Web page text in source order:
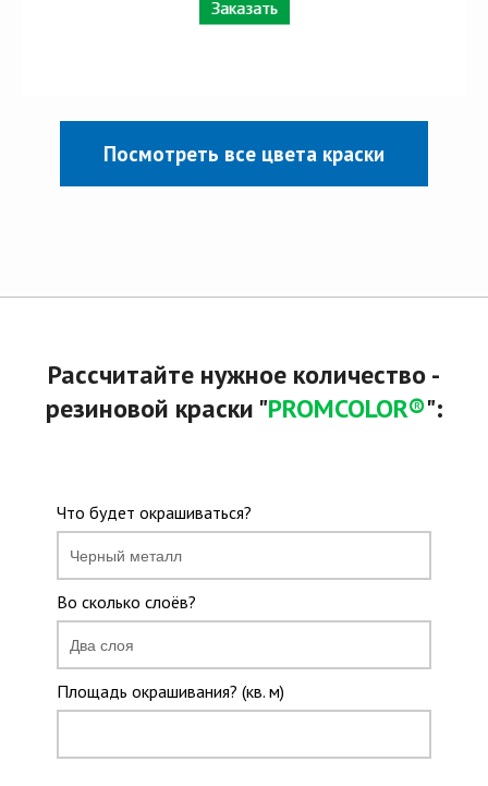
Заказать
Посмотреть все цвета краски
Рассчитайте нужное количество -
резиновой краски "PROMCOLOR®":
Что будет окрашиваться?
Во сколько слоёв?
Площадь окрашивания? (кв. м)